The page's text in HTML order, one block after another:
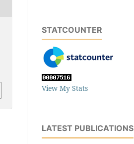
STATCOUNTER
View My Stats
LATEST PUBLICATIONS